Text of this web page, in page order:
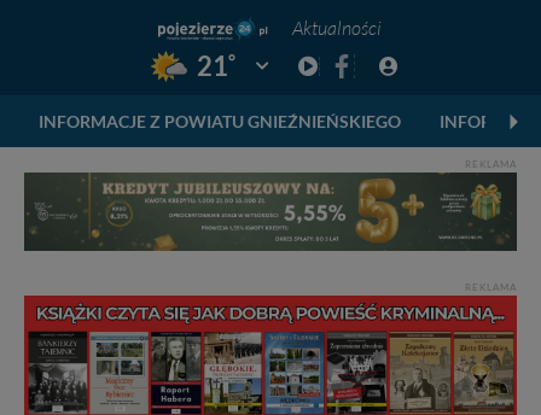
Aktualności
21° Pogoda: Gniezno
INFORMACJE Z POWIATU GNIEŹNIEŃSKIEGO
REKLAMA
REKLAMA